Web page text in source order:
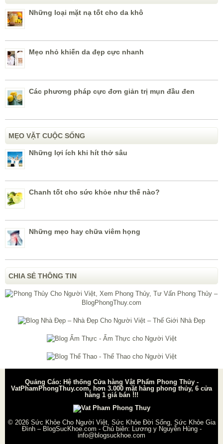
Những loại mặt nạ tốt cho da khô
Mẹo nhỏ khiến da đẹp cực nhanh
Các phương pháp cực đơn giản trị mụn đầu đen
MẸO VẶT CUỘC SỐNG
Những lợi ích khi hít thở sâu
Chanh tốt cho sức khỏe như thế nào?
Những mẹo hay chữa viêm họng
CHIA SẺ THÔNG TIN
Quảng Cáo: Hệ thống Cửa hàng Vật Phẩm Phong Thủy -
VatPhamPhongThuy.com, hơn 3.000 mặt hàng phong thủy, 6 cửa
hàng 1 giá bán !!!
© 2026 Sức Khỏe Cho Người Việt, Sức Khỏe Đời Sống, Sức Khỏe Gia
Đình – BlogSucKhoe.com - Chủ biên: Lương y Nguyễn Hùng-
info@blogsuckhoe.com